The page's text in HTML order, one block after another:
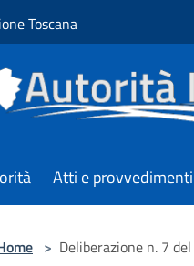
Toscana
Atti e provvedimenti
> Deliberazione n. 7